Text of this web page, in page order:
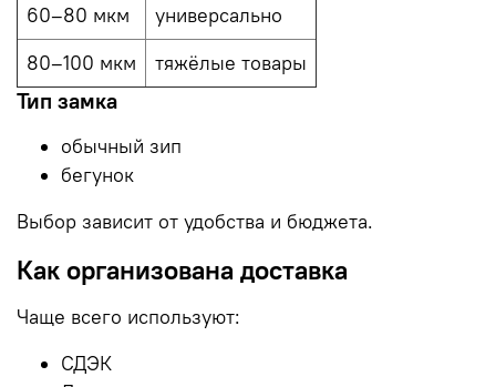
60–80 мкм
универсально
80–100 мкм
тяжёлые товары
Тип замка
обычный зип
бегунок
Выбор зависит от удобства и бюджета.
Как организована доставка
Чаще всего используют:
СДЭК